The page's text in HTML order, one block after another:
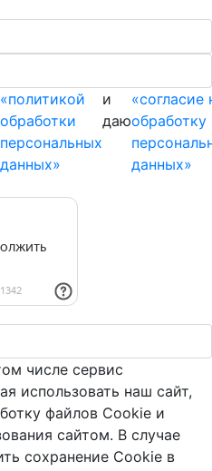
«политикой
обработки
персональных
данных»
и
даю
«согласие
обработку
данных»
числе сервис
использовать наш сайт,
файлов Cookie и
сайтом. В случае
сохранение Cookie в